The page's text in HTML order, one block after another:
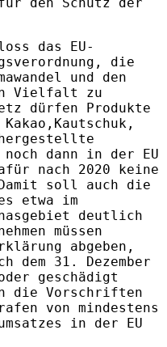
das EU-
die
und den
Vielfalt zu
dürfen Produkte
dann in der EU
nach 2020 keine
soll auch die
etwa im
deutlich
müssen
abgeben,
dem 31. Dezember
geschädigt
die Vorschriften
von mindestens
in der EU